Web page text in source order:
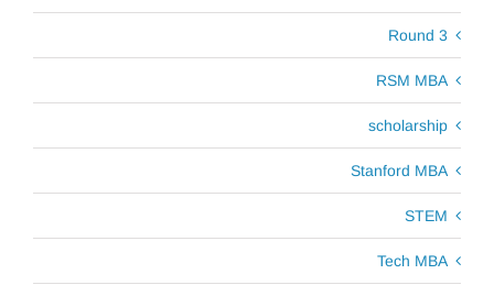
Round 3
RSM MBA
scholarship
Stanford MBA
STEM
Tech MBA